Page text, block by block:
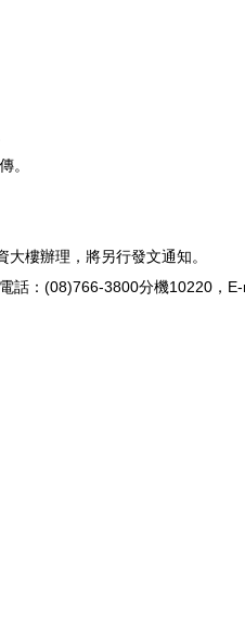
。
樓辦理，將另行發文通知。
：(08)766-3800分機10220，